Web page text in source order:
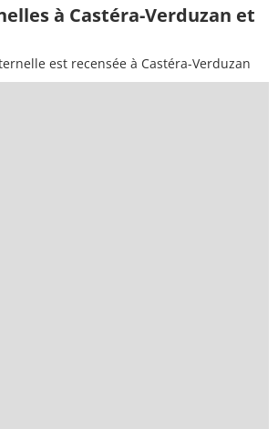
à Castéra-Verduzan et
est recensée à Castéra-Verduzan